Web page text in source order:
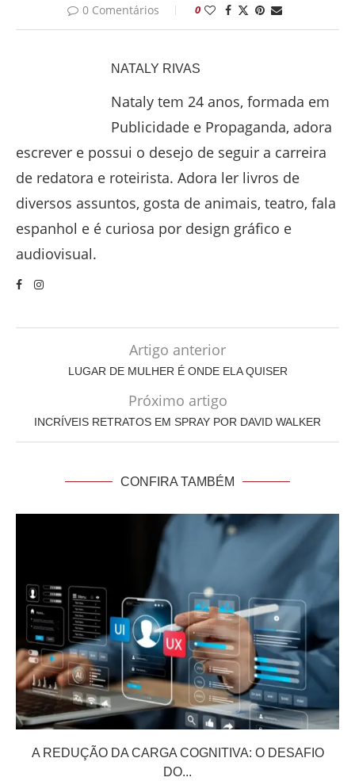
0 Comentários 0
NATALY RIVAS
Nataly tem 24 anos, formada em
Publicidade e Propaganda, adora
escrever e possui o desejo de seguir a carreira
de redatora e roteirista. Adora ler livros de
diversos assuntos, gosta de animais, teatro, fala
espanhol e é curiosa por design gráfico e
audiovisual.
Artigo anterior
LUGAR DE MULHER É ONDE ELA QUISER
Próximo artigo
INCRÍVEIS RETRATOS EM SPRAY POR DAVID WALKER
CONFIRA TAMBÉM
A REDUÇÃO DA CARGA COGNITIVA: O DESAFIO
DO...